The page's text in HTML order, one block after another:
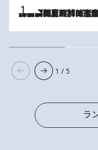
2026.8.8
「最後に見られてよかった」上野動物園の東園パンダ舎が解体前に特別公開。8月16日まで延長されたパネル展と共に辿る“半世紀”のパンダ飼育《解体工事の図面あり》
1 / 5
ラ